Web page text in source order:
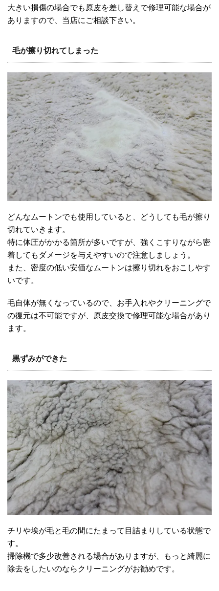
大きい損傷の場合でも原皮を差し替えで修理可能な場合が
ありますので、当店にご相談下さい。
毛が擦り切れてしまった
どんなムートンでも使用していると、どうしても毛が擦り
切れていきます。
特に体圧がかかる箇所が多いですが、強くこすりながら密
着してもダメージを与えやすいので注意しましょう。
また、密度の低い安価なムートンは擦り切れをおこしやす
いです。
毛自体が無くなっているので、お手入れやクリーニングで
の復元は不可能ですが、原皮交換で修理可能な場合があり
ます。
黒ずみができた
チリや埃が毛と毛の間にたまって目詰まりしている状態で
す。
掃除機で多少改善される場合がありますが、もっと綺麗に
除去をしたいのならクリーニングがお勧めです。